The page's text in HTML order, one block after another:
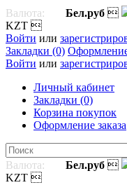
Валюта: Бел.руб 
KZT 
Войти или
Закладки (0) Оформление
Войти или
Личный кабинет
Закладки (0)
Корзина покупок
Оформление заказа
Валюта:
Бел.руб 
KZT 